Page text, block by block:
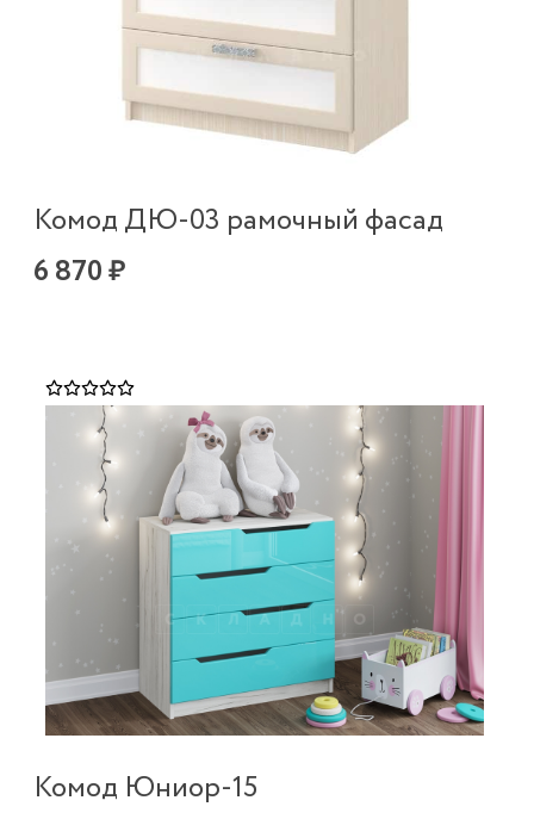
Комод ДЮ-03 рамочный фасад
6 870 ₽
Комод Юниор-15